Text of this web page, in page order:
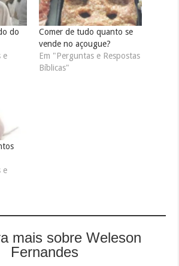
do
e
Comer de tudo quanto se
vende no açougue?
Em "Perguntas e Respostas
Bíblicas"
e
mais sobre Weleson
Fernandes